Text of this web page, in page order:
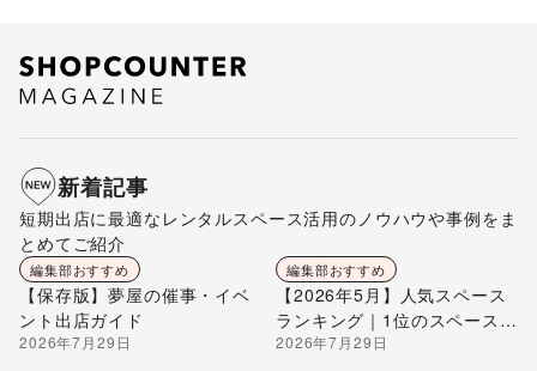
新着記事
短期出店に最適なレンタルスペース活用のノウハウや事例をま
とめてご紹介
編集部おすすめ
【保存版】夢屋の催事・イベ
ント出店ガイド
2026年7月29日
編集部おすすめ
【2026年5月】人気スペース
ランキング｜1位のスペースを
編集部が解説
2026年7月29日